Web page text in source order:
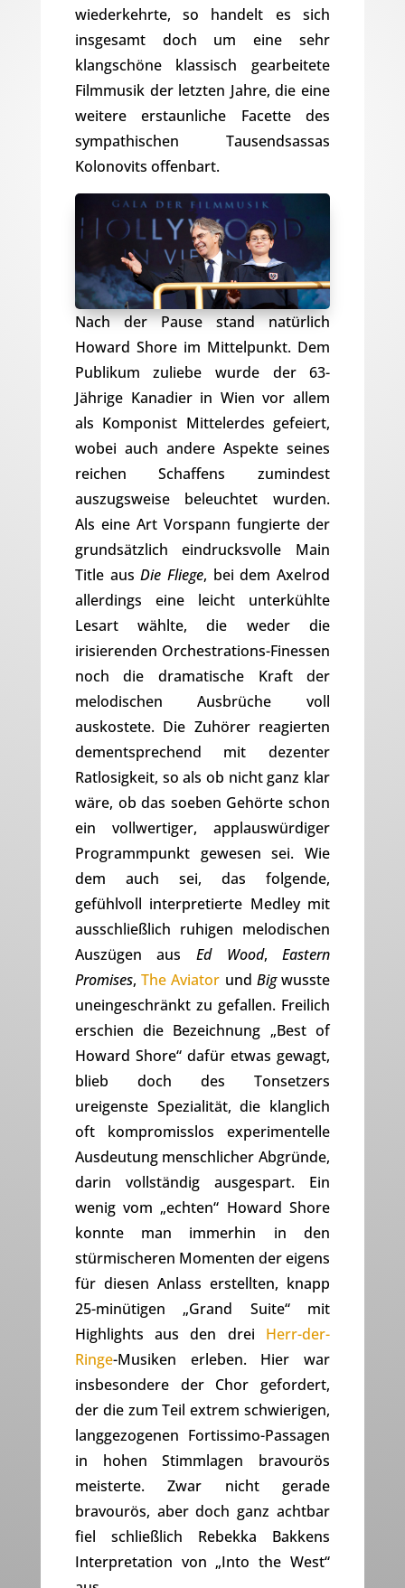
wiederkehrte, so handelt es sich
insgesamt doch um eine sehr
klangschöne klassisch gearbeitete
Filmmusik der letzten Jahre, die eine
weitere erstaunliche Facette des
sympathischen Tausendsassas
Kolonovits offenbart.
Nach der Pause stand natürlich
Howard Shore im Mittelpunkt. Dem
Publikum zuliebe wurde der 63-
Jährige Kanadier in Wien vor allem
als Komponist Mittelerdes gefeiert,
wobei auch andere Aspekte seines
reichen Schaffens zumindest
auszugsweise beleuchtet wurden.
Als eine Art Vorspann fungierte der
grundsätzlich eindrucksvolle Main
Title ausDie Fliege, bei dem Axelrod
allerdings eine leicht unterkühlte
Lesart wählte, die weder die
irisierenden Orchestrations-Finessen
noch die dramatische Kraft der
melodischen Ausbrüche voll
auskostete. Die Zuhörer reagierten
dementsprechend mit dezenter
Ratlosigkeit, so als ob nicht ganz klar
wäre, ob das soeben Gehörte schon
ein vollwertiger, applauswürdiger
Programmpunkt gewesen sei. Wie
dem auch sei, das folgende,
gefühlvoll interpretierte Medley mit
ausschließlich ruhigen melodischen
Auszügen aus Ed Wood,Eastern
Promises,The Aviator und Bigwusste
uneingeschränkt zu gefallen. Freilich
erschien die Bezeichnung „Best of
Howard Shore“ dafür etwas gewagt,
blieb doch des Tonsetzers
ureigenste Spezialität, die klanglich
oft kompromisslos experimentelle
Ausdeutung menschlicher Abgründe,
darin vollständig ausgespart. Ein
wenig vom „echten“ Howard Shore
konnte man immerhin in den
stürmischeren Momenten der eigens
für diesen Anlass erstellten, knapp
25-minütigen „Grand Suite“ mit
Highlights aus den drei Herr-der-
Ringe-Musiken erleben. Hier war
insbesondere der Chor gefordert,
der die zum Teil extrem schwierigen,
langgezogenen Fortissimo-Passagen
in hohen Stimmlagen bravourös
meisterte. Zwar nicht gerade
bravourös, aber doch ganz achtbar
fiel schließlich Rebekka Bakkens
Interpretation von „Into the West“